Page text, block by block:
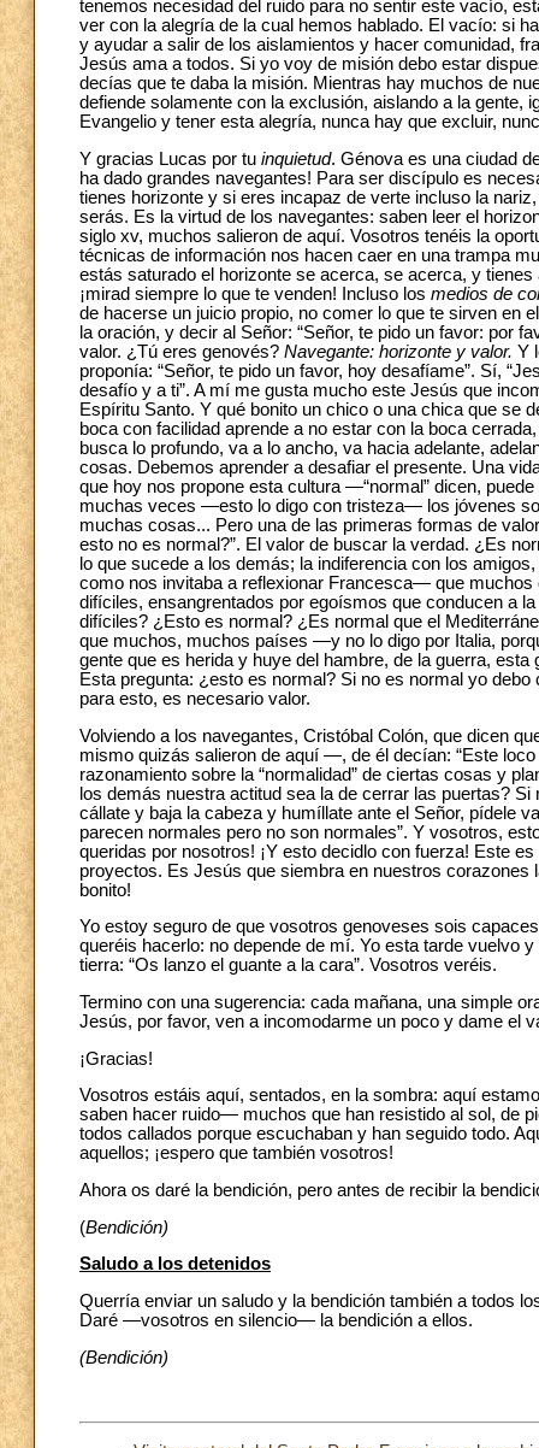
tenemos necesidad del ruido para no sentir este vacío,
ver con la alegría de la cual hemos hablado. El vacío: si
y ayudar a salir de los aislamientos y hacer comunidad,
Jesús ama a todos. Si yo voy de misión debo estar
decías que te daba la misión. Mientras hay muchos de
defiende solamente con la exclusión, aislando a la
Evangelio y tener esta alegría, nunca hay que excluir,
Y gracias Lucas por tu inquietud. Génova es una ciudad
ha dado grandes navegantes! Para ser discípulo es
tienes horizonte y si eres incapaz de verte incluso la
serás. Es la virtud de los navegantes: saben leer el
siglo xv, muchos salieron de aquí. Vosotros tenéis la
técnicas de información nos hacen caer en una trampa
estás saturado el horizonte se acerca, se acerca, y
¡mirad siempre lo que te venden! Incluso los medios de
de hacerse un juicio propio, no comer lo que te sirven en
la oración, y decir al Señor: “Señor, te pido un favor: por
valor. ¿Tú eres genovés? Navegante: horizonte y valor. Y
proponía: “Señor, te pido un favor, hoy desafíame”. Sí,
desafío y a ti”. A mí me gusta mucho este Jesús que
Espíritu Santo. Y qué bonito un chico o una chica que se
boca con facilidad aprende a no estar con la boca
busca lo profundo, va a lo ancho, va hacia adelante,
cosas. Debemos aprender a desafiar el presente. Una
que hoy nos propone esta cultura —“normal” dicen,
muchas veces —esto lo digo con tristeza— los jóvenes
muchas cosas... Pero una de las primeras formas de
esto no es normal?”. El valor de buscar la verdad. ¿Es
lo que sucede a los demás; la indiferencia con los
como nos invitaba a reflexionar Francesca— que
difíciles, ensangrentados por egoísmos que conducen a
difíciles? ¿Esto es normal? ¿Es normal que el
que muchos, muchos países —y no lo digo por Italia,
gente que es herida y huye del hambre, de la guerra,
Esta pregunta: ¿esto es normal? Si no es normal yo
para esto, es necesario valor.
Volviendo a los navegantes, Cristóbal Colón, que dicen
mismo quizás salieron de aquí —, de él decían: “Este
razonamiento sobre la “normalidad” de ciertas cosas y
los demás nuestra actitud sea la de cerrar las puertas?
cállate y baja la cabeza y humíllate ante el Señor, pídele
parecen normales pero no son normales”. Y vosotros,
queridas por nosotros! ¡Y esto decidlo con fuerza! Este
proyectos. Es Jesús que siembra en nuestros corazones
bonito!
Yo estoy seguro de que vosotros genoveses sois
queréis hacerlo: no depende de mí. Yo esta tarde vuelvo
tierra: “Os lanzo el guante a la cara”. Vosotros veréis.
Termino con una sugerencia: cada mañana, una simple
Jesús, por favor, ven a incomodarme un poco y dame el
¡Gracias!
Vosotros estáis aquí, sentados, en la sombra: aquí
saben hacer ruido— muchos que han resistido al sol, de
todos callados porque escuchaban y han seguido todo.
aquellos; ¡espero que también vosotros!
Ahora os daré la bendición, pero antes de recibir la
(Bendición)
Saludo a los detenidos
Querría enviar un saludo y la bendición también a todos
Daré —vosotros en silencio— la bendición a ellos.
(Bendición)